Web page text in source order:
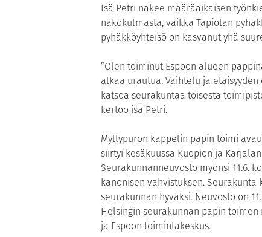
Isä Petri näkee määräaikaisen
näkökulmasta, vaikka Tapiolan
pyhäkköyhteisö on kasvanut yhä
”Olen toiminut Espoon alueen
alkaa urautua. Vaihtelu ja
katsoa seurakuntaa toisesta
kertoo isä Petri.
Myllypuron kappelin papin toimi
siirtyi kesäkuussa Kuopion ja
Seurakunnanneuvosto myönsi 11.6.
kanonisen vahvistuksen.
seurakunnan hyväksi. Neuvosto on
Helsingin seurakunnan papin
ja Espoon toimintakeskus.